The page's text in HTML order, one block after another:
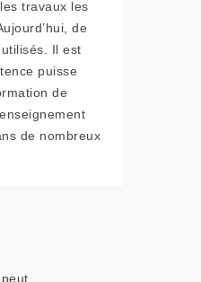
travaux les
de
Il est
puisse
de
de nombreux